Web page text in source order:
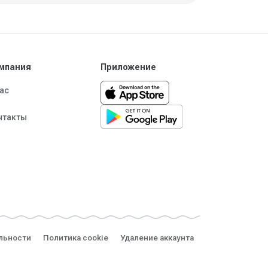
Приложение
Политика cookie Удаление аккаунта